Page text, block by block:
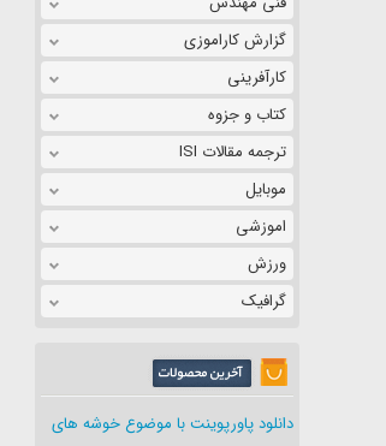
گزارش کاراموزی
کارآفرینی
کتاب و جزوه
ترجمه مقالات ISI
موبایل
اموزشی
ورزش
گرافیک
دانلود پاورپوینت با موضوع خوشه های